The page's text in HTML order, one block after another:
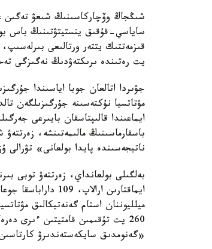
ساياسي-قۇقىق ينستيتۋتىنىڭ باس
قىزمەتتىك يتتەر ورتالىعى
يت رەتىندە ىرىكتەۋدىڭ نەگىزگى
جۋىردا اتالعان جوبا اياسىندا
مۋتاتسيا نۇكتەسىنە جۇرگىزىلگەن
ايماعىندا قالىپتاسقان بايىرعى
باسقارماسىنىڭ مالىمەتىنشە،
ناتيجەسىندە پايدا بولعانى» تۋرالى
بەلگىلى بولعانداي، زەرتتەۋ توبى
ميلليوننان استام گەنەتيكالىق
260 يت تۇقىمىن قامتيتىن ءىرى
«گەنومدىق سايكەستەندىرۋ